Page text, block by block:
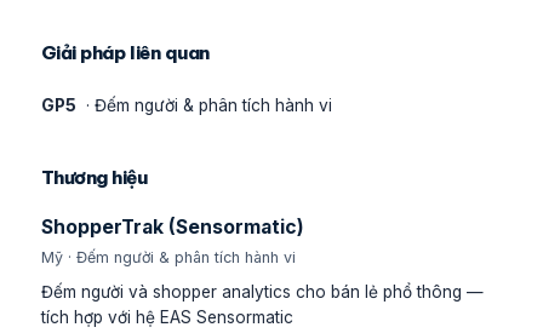
Giải pháp liên quan
GP5 · Đếm người & phân tích hành vi
Thương hiệu
ShopperTrak (Sensormatic)
Mỹ · Đếm người & phân tích hành vi
Đếm người và shopper analytics cho bán lẻ phổ thông —
tích hợp với hệ EAS Sensormatic